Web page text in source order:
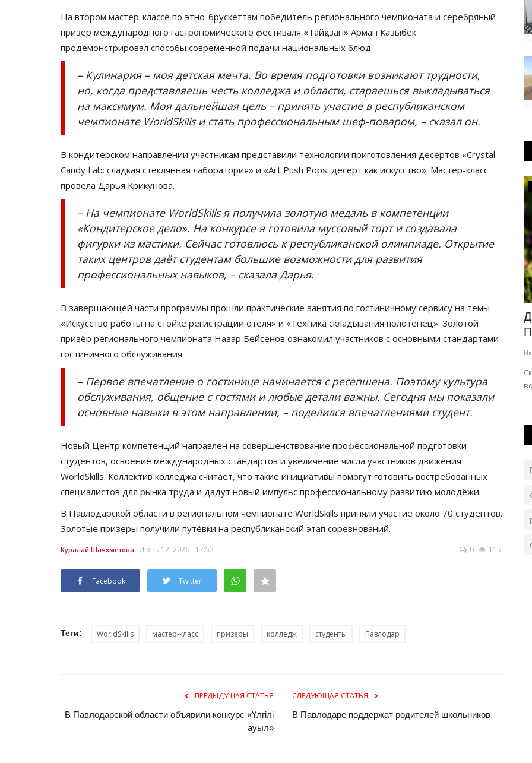
На втором мастер-классе по этно-брускеттам победитель регионального чемпионата и серебряный
призёр международного гастрономического фестиваля «Тайқазан» Арман Казыбек
продемонстрировал способы современной подачи национальных блюд.
– Кулинария – моя детская мечта. Во время подготовки возникают трудности,
но, когда представляешь честь колледжа и области, стараешься выкладываться
на максимум. Моя дальнейшая цель – принять участие в республиканском
чемпионате WorldSkills и стать профессиональным шеф-поваром, – сказал он.
В кондитерском направлении участникам представили технологии приготовления десертов «Crystal
Candy Lab: сладкая стеклянная лаборатория» и «Art Push Pops: десерт как искусство». Мастер-класс
провела Дарья Крикунова.
– На чемпионате WorldSkills я получила золотую медаль в компетенции
«Кондитерское дело». На конкурсе я готовила муссовый торт и создавала
фигурки из мастики. Сейчас готовлюсь к республиканской олимпиаде. Открытие
таких центров даёт студентам большие возможности для развития
профессиональных навыков, – сказала Дарья.
В завершающей части программы прошли практические занятия по гостиничному сервису на темы
«Искусство работы на стойке регистрации отеля» и «Техника складывания полотенец». Золотой
призёр регионального чемпионата Назар Бейсенов ознакомил участников с основными стандартами
гостиничного обслуживания.
– Первое впечатление о гостинице начинается с ресепшена. Поэтому культура
обслуживания, общение с гостями и любые детали важны. Сегодня мы показали
основные навыки в этом направлении, – поделился впечатлениями студент.
Новый Центр компетенций направлен на совершенствование профессиональной подготовки
студентов, освоение международных стандартов и увеличение числа участников движения
WorldSkills. Коллектив колледжа считает, что такие инициативы помогут готовить востребованных
специалистов для рынка труда и дадут новый импульс профессиональному развитию молодёжи.
В Павлодарской области в региональном чемпионате WorldSkills приняли участие около 70 студентов.
Золотые призёры получили путёвки на республиканский этап соревнований.
Куралай Шаяхметова Июнь 12, 2026 - 17:52 0 115
Facebook Twitter
Теги: WorldSkills мастер-класс призеры колледж студенты Павлодар
ПРЕДЫДУЩАЯ СТАТЬЯ
В Павлодарской области объявили конкурс «Үлгілі
ауыл»
СЛЕДУЮЩАЯ СТАТЬЯ
В Павлодаре поддержат родителей школьников
Чек-лист
Чек-лист: как павлодарцы могут
усыновить или удочерить...
Июль 17, 2026 0 305
шагов в жизни семьи.
В Павлодарской области состоится
очередная сельхозярмарка
субботу, 1 августа.